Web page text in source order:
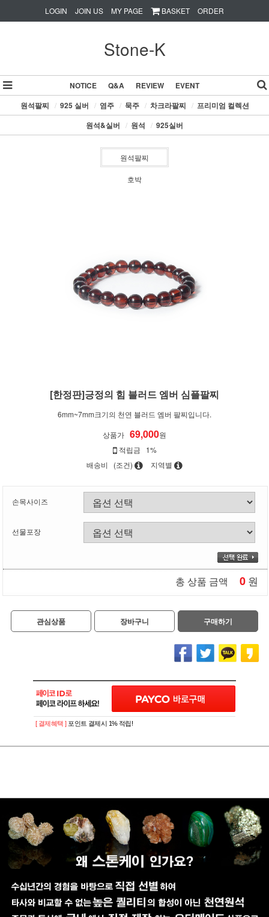
LOGIN JOIN US MY PAGE BASKET ORDER
Stone-K
NOTICE Q&A REVIEW
EVENT
원석팔찌 / 925 실버 / 염주 / 묵주 / 차크라팔찌 / 프리미엄 컬렉션
원석&실버 / 원석 / 925실버
원석팔찌
호박
[한정판]긍정의 힘 블러드 엠버 심플팔찌
6mm~7mm크기의 천연 블러드 엠버 팔찌입니다.
상품가 69,000원
적립금
1%
배송비
(조건) 지역별
손목사이즈
선물포장
총 상품 금액 0 원
관심상품 장바구니 구매하기
[ 결제혜택 ] 포인트 결제시 1% 적립!